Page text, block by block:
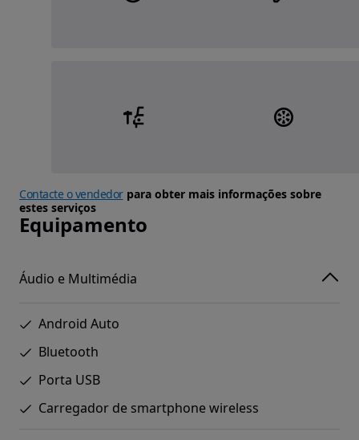
Contacte o vendedorpara obter mais informações sobre
estes serviços
Equipamento
Áudio e Multimédia
Android Auto
Bluetooth
Porta USB
Carregador de smartphone wireless